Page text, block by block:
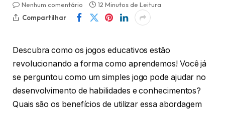
Nenhum comentário
12 Minutos de Leitura
Compartilhar
Descubra como os jogos educativos estão
revolucionando a forma como aprendemos! Você já
se perguntou como um simples jogo pode ajudar no
desenvolvimento de habilidades e conhecimentos?
Quais são os benefícios de utilizar essa abordagem